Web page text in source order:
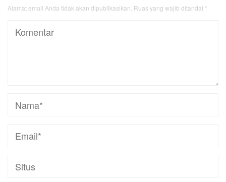
Alamat email Anda tidak akan dipublikasikan. Ruas yang wajib ditandai *